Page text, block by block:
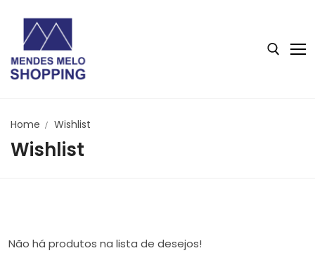
Home Wishlist
Wishlist
Não há produtos na lista de desejos!